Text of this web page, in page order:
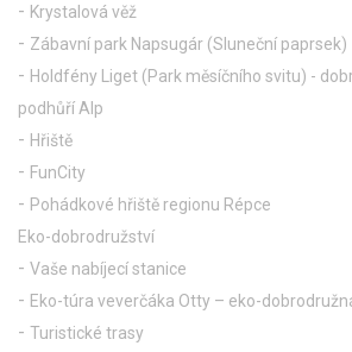
Krystalová věž
Zábavní park Napsugár (Sluneční paprsek)
Holdfény Liget (Park měsíčního svitu) -
podhůří Alp
Hřiště
FunCity
Pohádkové hřiště regionu Répce
Eko-dobrodružství
Vaše nabíjecí stanice
Eko-túra veverčáka Otty – eko-
Turistické trasy